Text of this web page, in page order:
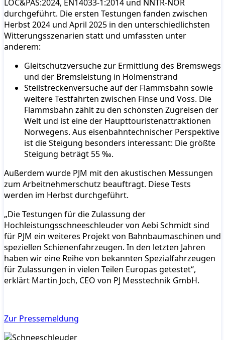
LOC&PAS:2024, EN14033-1:2014 und NNTR-NOR
durchgeführt. Die ersten Testungen fanden zwischen
Herbst 2024 und April 2025 in den unterschiedlichsten
Witterungsszenarien statt und umfassten unter
anderem:
Gleitschutzversuche zur Ermittlung des Bremswegs
und der Bremsleistung in Holmenstrand
Steilstreckenversuche auf der Flammsbahn sowie
weitere Testfahrten zwischen Finse und Voss. Die
Flammsbahn zählt zu den schönsten Zugreisen der
Welt und ist eine der Haupttouristenattraktionen
Norwegens. Aus eisenbahntechnischer Perspektive
ist die Steigung besonders interessant: Die größte
Steigung beträgt 55 ‰.
Außerdem wurde PJM mit den akustischen Messungen
zum Arbeitnehmerschutz beauftragt. Diese Tests
werden im Herbst durchgeführt.
„Die Testungen für die Zulassung der
Hochleistungsschneeschleuder von Aebi Schmidt sind
für PJM ein weiteres Projekt von Bahnbaumaschinen und
speziellen Schienenfahrzeugen. In den letzten Jahren
haben wir eine Reihe von bekannten Spezialfahrzeugen
für Zulassungen in vielen Teilen Europas getestet“,
erklärt Martin Joch, CEO von PJ Messtechnik GmbH.
Zur Pressemeldung